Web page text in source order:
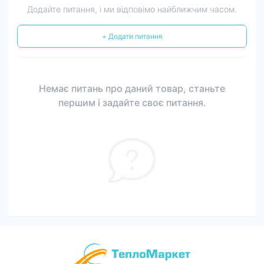
Додайте питання, і ми відповімо найближчим часом.
+ Додати питання
Немає питань про даний товар, станьте
першим і задайте своє питання.